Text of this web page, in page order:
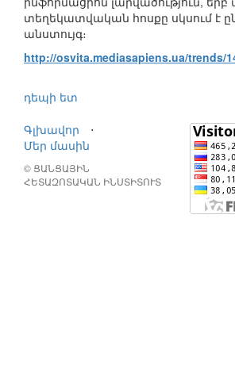
տեղեկատվական հոսքը սկսում է
անստույգ։
http://osvita.mediasapiens.ua/trends/
դեպի ետ
Գլխավոր
⋅
Մեր մասին
© ՑԱՆՑԱՅԻՆ
ՀԵՏԱԶՈՏԱԿԱՆ ԻՆՍՏԻՏՈՒՏ